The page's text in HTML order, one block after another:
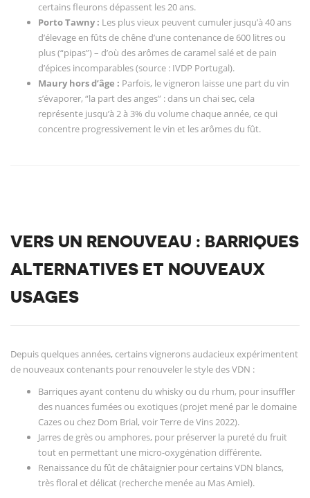
certains fleurons dépassent les 20 ans.
Porto Tawny : Les plus vieux peuvent cumuler jusqu’à 40 ans
d’élevage en fûts de chêne d’une contenance de 600 litres ou
plus (“pipas”) – d’où des arômes de caramel salé et de pain
d’épices incomparables (source : IVDP Portugal).
Maury hors d’âge : Parfois, le vigneron laisse une part du vin
s’évaporer, “la part des anges” : dans un chai sec, cela
représente jusqu’à 2 à 3% du volume chaque année, ce qui
concentre progressivement le vin et les arômes du fût.
VERS UN RENOUVEAU : BARRIQUES
ALTERNATIVES ET NOUVEAUX
USAGES
Depuis quelques années, certains vignerons audacieux expérimentent
de nouveaux contenants pour renouveler le style des VDN :
Barriques ayant contenu du whisky ou du rhum, pour insuffler
des nuances fumées ou exotiques (projet mené par le domaine
Cazes ou chez Dom Brial, voir Terre de Vins 2022).
Jarres de grès ou amphores, pour préserver la pureté du fruit
tout en permettant une micro-oxygénation différente.
Renaissance du fût de châtaignier pour certains VDN blancs,
très floral et délicat (recherche menée au Mas Amiel).